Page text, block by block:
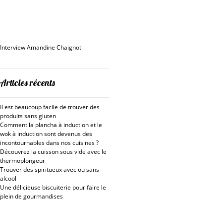
Interview Amandine Chaignot
Articles récents
Il est beaucoup facile de trouver des
produits sans gluten
Comment la plancha à induction et le
wok à induction sont devenus des
incontournables dans nos cuisines ?
Découvrez la cuisson sous vide avec le
thermoplongeur
Trouver des spiritueux avec ou sans
alcool
Une délicieuse biscuiterie pour faire le
plein de gourmandises